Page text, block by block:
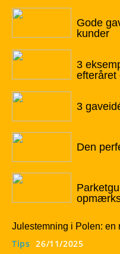
Gode
kunder
3
efteråret
3
Den
Julestemning i Polen: en
Tips 26/11/2025